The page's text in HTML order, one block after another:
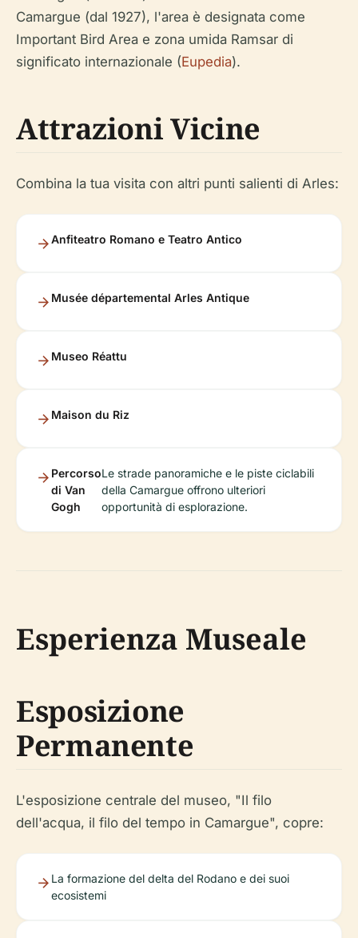
Camargue (dal 1927), l'area è designata come
Important Bird Area e zona umida Ramsar di
significato internazionale (Eupedia).
Attrazioni Vicine
Combina la tua visita con altri punti salienti di Arles:
Anfiteatro Romano e Teatro Antico
Musée départemental Arles Antique
Museo Réattu
Maison du Riz
Percorso
di Van
Gogh
Le strade panoramiche e le piste ciclabili
della Camargue offrono ulteriori
opportunità di esplorazione.
Esperienza Museale
Esposizione
Permanente
L'esposizione centrale del museo, "Il filo
dell'acqua, il filo del tempo in Camargue", copre:
La formazione del delta del Rodano e dei suoi
ecosistemi